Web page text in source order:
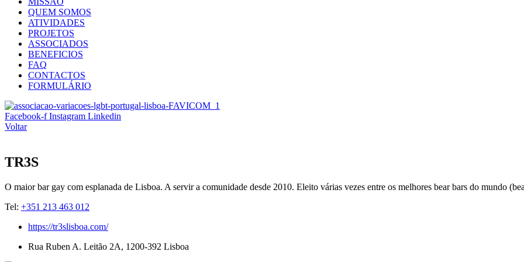
QUEM SOMOS
ATIVIDADES
PROJETOS
ASSOCIADOS
BENEFICIOS
FAQ
CONTACTOS
FORMULÁRIO
Facebook-f Instagram Linkedin
Voltar
TR3S
O maior bar gay com esplanada de Lisboa. A servir a comunidade desde 2010. Eleito várias vezes entre os melhores bear bars do mundo
Tel: +351 213 463 012
https://tr3slisboa.com/
Rua Ruben A. Leitão 2A, 1200-392 Lisboa